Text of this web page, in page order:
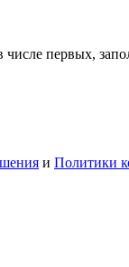
числе первых,
и Политики